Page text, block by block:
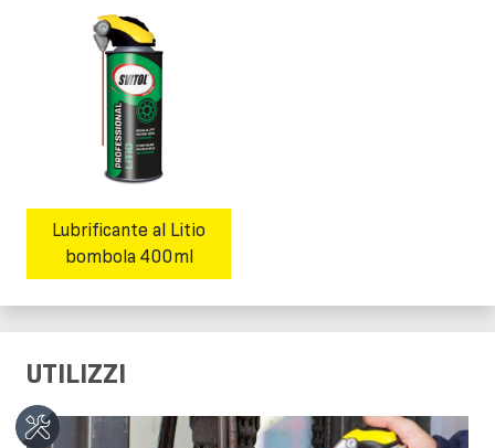
Lubrificante al Litio
bombola 400ml
UTILIZZI